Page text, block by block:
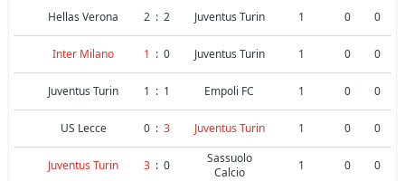
Hellas Verona 2 : 2 Juventus Turin 1 0 0
Inter Milano 1 : 0 Juventus Turin 1 0 0
Juventus Turin 1 : 1 Empoli FC 1 0 0
US Lecce 0 : 3 Juventus Turin 1 0 0
Juventus Turin 3 : 0
Sassuolo
Calcio
1 0
0